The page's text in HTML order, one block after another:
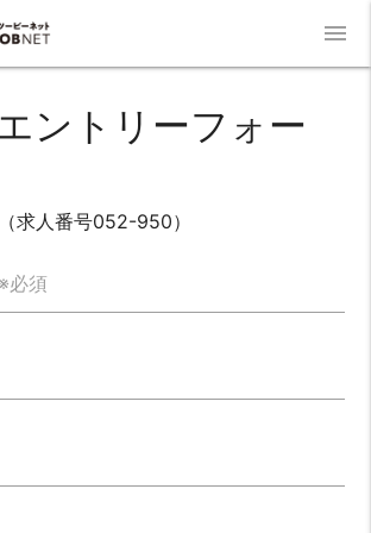
menu
ントリーフォー
求人番号052-950）
必須